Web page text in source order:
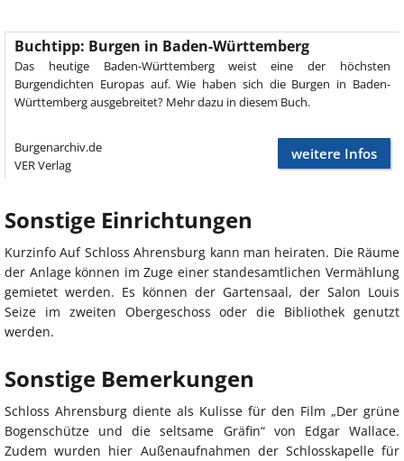
Buchtipp: Burgen in Baden-Württemberg
Das heutige Baden-Württemberg weist eine der höchsten
Burgendichten Europas auf. Wie haben sich die Burgen in Baden-
Württemberg ausgebreitet? Mehr dazu in diesem Buch.
Burgenarchiv.de
VER Verlag
weitere Infos
Sonstige Einrichtungen
Kurzinfo Auf Schloss Ahrensburg kann man heiraten. Die Räume
der Anlage können im Zuge einer standesamtlichen Vermählung
gemietet werden. Es können der Gartensaal, der Salon Louis
Seize im zweiten Obergeschoss oder die Bibliothek genutzt
werden.
Sonstige Bemerkungen
Schloss Ahrensburg diente als Kulisse für den Film „Der grüne
Bogenschütze und die seltsame Gräfin“ von Edgar Wallace.
Zudem wurden hier Außenaufnahmen der Schlosskapelle für